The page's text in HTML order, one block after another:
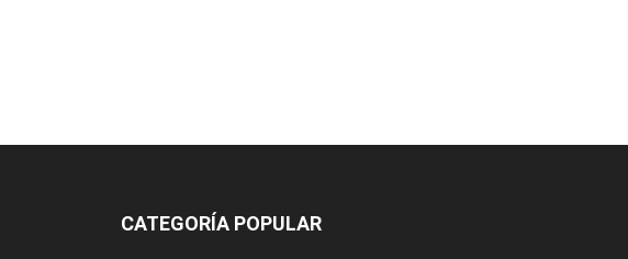
CATEGORÍA POPULAR